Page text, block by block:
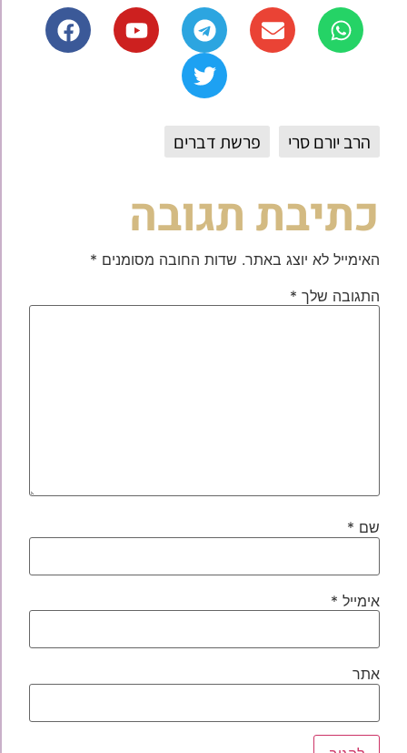
הרב יורם סרי פרשת דברים
כתיבת תגובה
האימייל לא יוצג באתר. שדות החובה מסומנים *
התגובה שלך *
שם *
אימייל *
אתר